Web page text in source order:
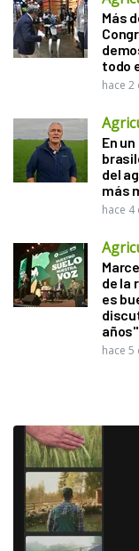
Más
todo
hace 2
En
del
más
hace 4
de la
es
años"
hace 5